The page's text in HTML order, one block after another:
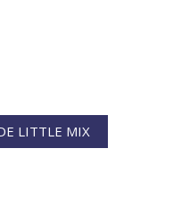
LITTLE MIX